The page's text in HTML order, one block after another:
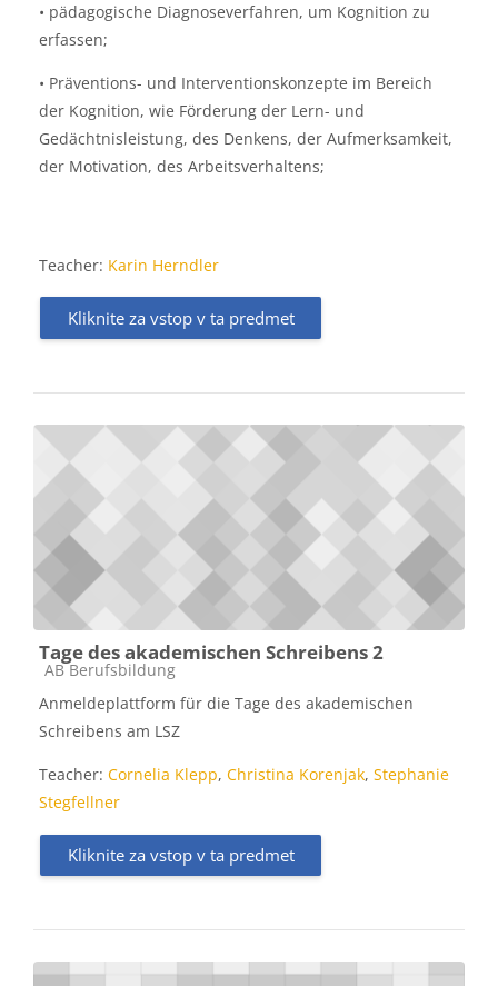
• pädagogische Diagnoseverfahren, um Kognition zu
erfassen;
• Präventions- und Interventionskonzepte im Bereich
der Kognition, wie Förderung der Lern- und
Gedächtnisleistung, des Denkens, der Aufmerksamkeit,
der Motivation, des Arbeitsverhaltens;
Teacher: Karin Herndler
Kliknite za vstop v ta predmet
Tage des akademischen Schreibens 2
Kategorija predmeta
AB Berufsbildung
Anmeldeplattform für die Tage des akademischen
Schreibens am LSZ
Teacher: Cornelia Klepp, Christina Korenjak, Stephanie
Stegfellner
Kliknite za vstop v ta predmet